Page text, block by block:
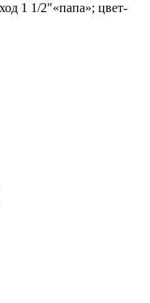
1 1/2"«папа»; цвет-